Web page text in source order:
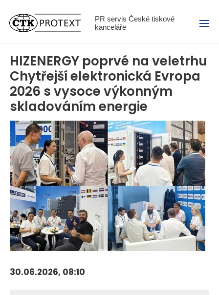
PR servis České tiskové
kanceláře
Menu
HIZENERGY poprvé na veletrhu
Chytřejší elektronická Evropa
2026 s vysoce výkonným
skladováním energie
30.06.2026, 08:10